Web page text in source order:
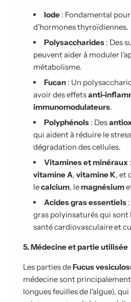
Iode : Fondamental
d'hormones thyroïdiennes.
Polysaccharides : Des
peuvent aider à moduler
métabolisme.
Fucan : Un
avoir des effetsanti-
immunomodulateurs.
Polyphénols : Des
qui aident à réduire le
dégradation des cellules.
Vitamines et minéraux :
vitamine A, vitamine K, et
lecalcium, le magnésium
Acides gras essentiels
gras polyinsaturés qui sont
santé cardiovasculaire et
5. Médecine et partie utilisée
Les parties deFucus
médecine sont
longues feuilles de l'algue),